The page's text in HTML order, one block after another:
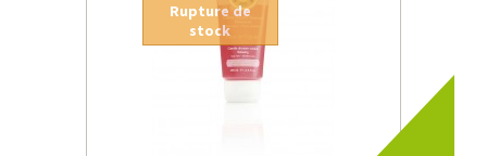
Rupture de
stock